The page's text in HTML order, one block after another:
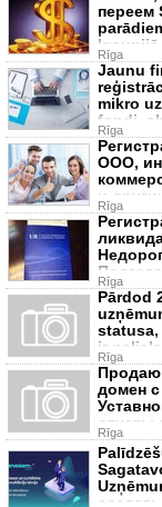
переем
Rīga
Jaunu
mikro
fondi,
Rīga
ООО,
и
Rīga
От
Rīga
Pārdod
statusa,
ir
Rīga
Продаю
домен с
под
Rīga